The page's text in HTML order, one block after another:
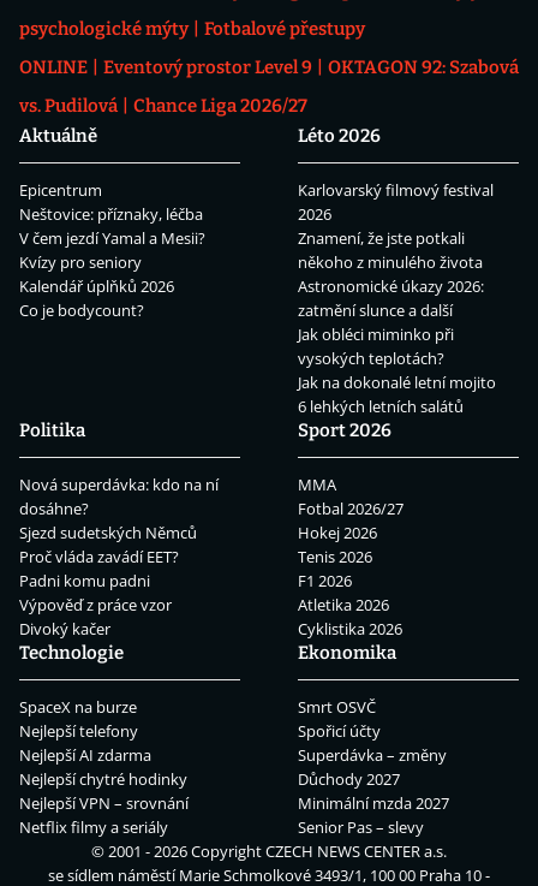
psychologické mýty
Fotbalové přestupy
ONLINE
Eventový prostor Level 9
OKTAGON 92: Szabová
vs. Pudilová
Chance Liga 2026/27
Aktuálně
Epicentrum
Neštovice: příznaky, léčba
V čem jezdí Yamal a Mesii?
Kvízy pro seniory
Kalendář úplňků 2026
Co je bodycount?
Léto 2026
Karlovarský filmový festival
2026
Znamení, že jste potkali
někoho z minulého života
Astronomické úkazy 2026:
zatmění slunce a další
Jak obléci miminko při
vysokých teplotách?
Jak na dokonalé letní mojito
6 lehkých letních salátů
Politika
Nová superdávka: kdo na ní
dosáhne?
Sjezd sudetských Němců
Proč vláda zavádí EET?
Padni komu padni
Výpověď z práce vzor
Divoký kačer
Sport 2026
MMA
Fotbal 2026/27
Hokej 2026
Tenis 2026
F1 2026
Atletika 2026
Cyklistika 2026
Technologie
SpaceX na burze
Nejlepší telefony
Nejlepší AI zdarma
Nejlepší chytré hodinky
Nejlepší VPN – srovnání
Netflix filmy a seriály
Ekonomika
Smrt OSVČ
Spořicí účty
Superdávka – změny
Důchody 2027
Minimální mzda 2027
Senior Pas – slevy
© 2001 - 2026 CopyrightCZECH NEWS CENTER a.s.
se sídlem náměstí Marie Schmolkové 3493/1, 100 00 Praha 10 -